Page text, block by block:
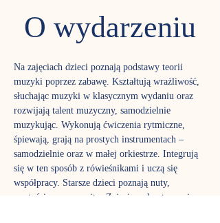
O wydarzeniu
Na zajęciach dzieci poznają podstawy teorii
muzyki poprzez zabawę. Kształtują wrażliwość,
słuchając muzyki w klasycznym wydaniu oraz
rozwijają talent muzyczny, samodzielnie
muzykując. Wykonują ćwiczenia rytmiczne,
śpiewają, grają na prostych instrumentach –
samodzielnie oraz w małej orkiestrze. Integrują
się w ten sposób z rówieśnikami i uczą się
współpracy. Starsze dzieci poznają nuty,
wartości muzyczne itp. Zajęcia są kontynuacją